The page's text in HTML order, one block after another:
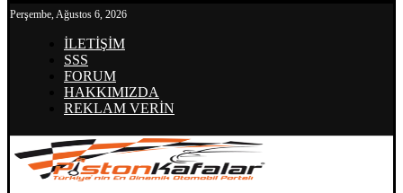
Perşembe, Ağustos 6, 2026
İLETİŞİM
SSS
FORUM
HAKKIMIZDA
REKLAM VERİN